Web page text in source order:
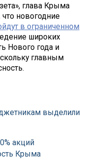
глава Крыма
что новогодние
в ограниченном
широких
Нового года и
главным
выделили
акций
Крыма